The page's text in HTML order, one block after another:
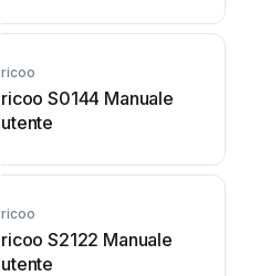
ricoo
ricoo S0144 Manuale
utente
ricoo
ricoo S2122 Manuale
utente